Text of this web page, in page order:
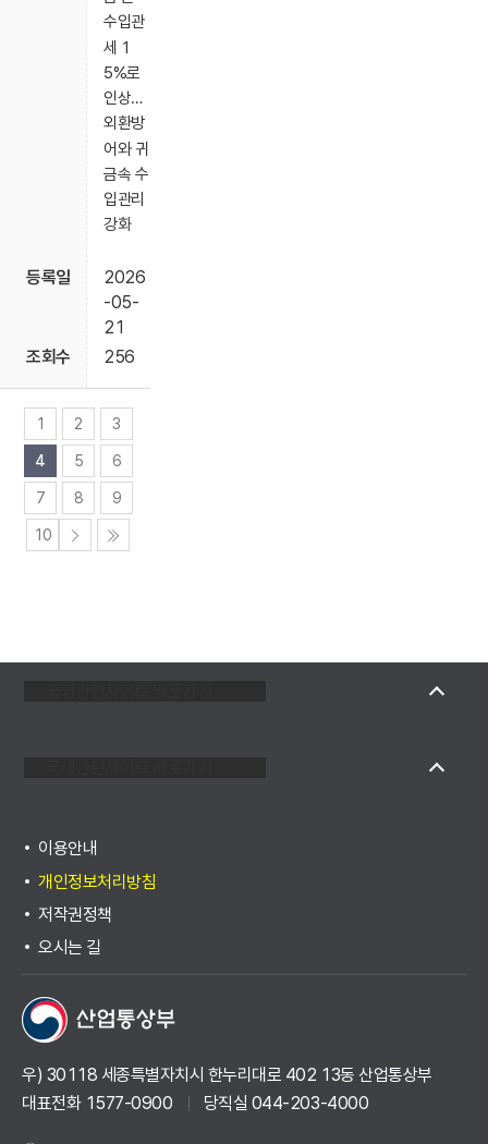
수입관
세 1
5%로
인상…
외환방
어와 귀
금속 수
입관리
강화
2026
-05-
21
256
1 2 3
4 5 6
7 8 9
10
이용안내
개인정보처리방침
저작권정책
오시는 길
우) 30118 세종특별자치시 한누리대로 402 13동 산업통상부
대표전화 1577-0900
당직실 044-203-4000